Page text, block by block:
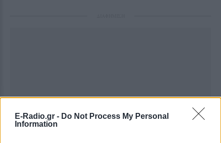
E-Radio.gr - Do Not Process My Personal
Information